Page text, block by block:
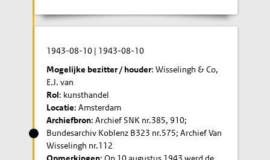
1943-08-10 | 1943-08-10
Mogelijke bezitter / houder: Wisselingh & Co,
E.J. van
Rol: kunsthandel
Locatie: Amsterdam
Archiefbron: Archief SNK nr.385, 910;
Bundesarchiv Koblenz B323 nr.575; Archief Van
Wisselingh nr.112